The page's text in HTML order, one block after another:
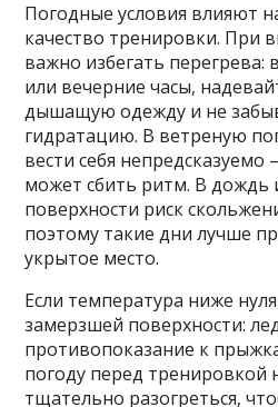
Погодные условия влияют
качество тренировки. При
важно избегать перегрева:
или вечерние часы,
дышащую одежду и не
гидратацию. В ветреную
вести себя
может сбить ритм. В дождь
поверхности риск
поэтому такие дни лучше
укрытое место.
Если температура ниже
замерзшей поверхности:
противопоказание к
погоду перед тренировкой
тщательно разогреться,